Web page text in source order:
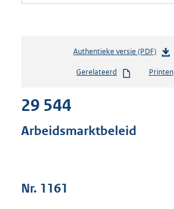
Authentieke versie (PDF)b
s
Gerelateerd Printen
29 544
Arbeidsmarktbeleid
Nr. 1161